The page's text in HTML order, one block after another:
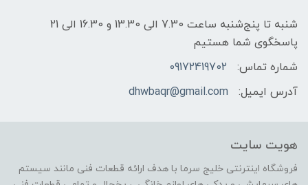
شنبه تا پنج‌شنبه ساعت 7.30 الی 13.30 و 16.30 الی 21
پاسخگوی شما هستیم
شماره تماس:
09172419702
آدرس ایمیل:
dhwbaqr@gmail.com
هویت سایت
فروشگاه اینترنتی خلیج سرما با هدف ارائه قطعات فنی مانند سیستم